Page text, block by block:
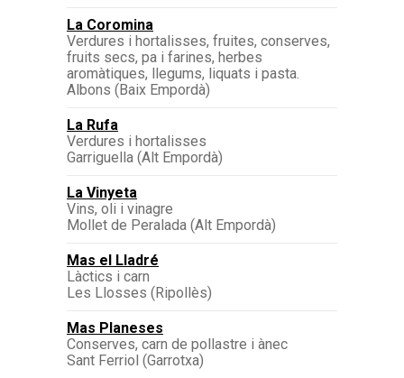
La Coromina
Verdures i hortalisses, fruites, conserves,
fruits secs, pa i farines, herbes
aromàtiques, llegums, liquats i pasta.
Albons (Baix Empordà)
La Rufa
Verdures i hortalisses
Garriguella (Alt Empordà)
La Vinyeta
Vins, oli i vinagre
Mollet de Peralada (Alt Empordà)
Mas el Lladré
Làctics i carn
Les Llosses (Ripollès)
Mas Planeses
Conserves, carn de pollastre i ànec
Sant Ferriol (Garrotxa)